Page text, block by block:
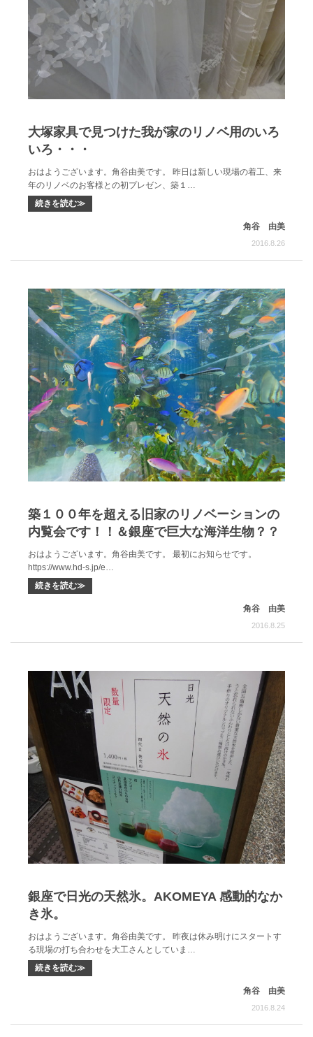
大塚家具で見つけた我が家のリノベ用のいろ
いろ・・・
おはようございます。角谷由美です。 昨日は新しい現場の着工、来
年のリノベのお客様との初プレゼン、築１…
続きを読む≫
角谷 由美
2016.8.26
築１００年を超える旧家のリノベーションの
内覧会です！！＆銀座で巨大な海洋生物？？
おはようございます。角谷由美です。 最初にお知らせです。
https://www.hd-s.jp/e…
続きを読む≫
角谷 由美
2016.8.25
銀座で日光の天然氷。AKOMEYA 感動的なか
き氷。
おはようございます。角谷由美です。 昨夜は休み明けにスタートす
る現場の打ち合わせを大工さんとしていま…
続きを読む≫
角谷 由美
2016.8.24